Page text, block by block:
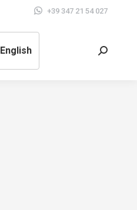
+39 347 21 54 027
English Cerca: